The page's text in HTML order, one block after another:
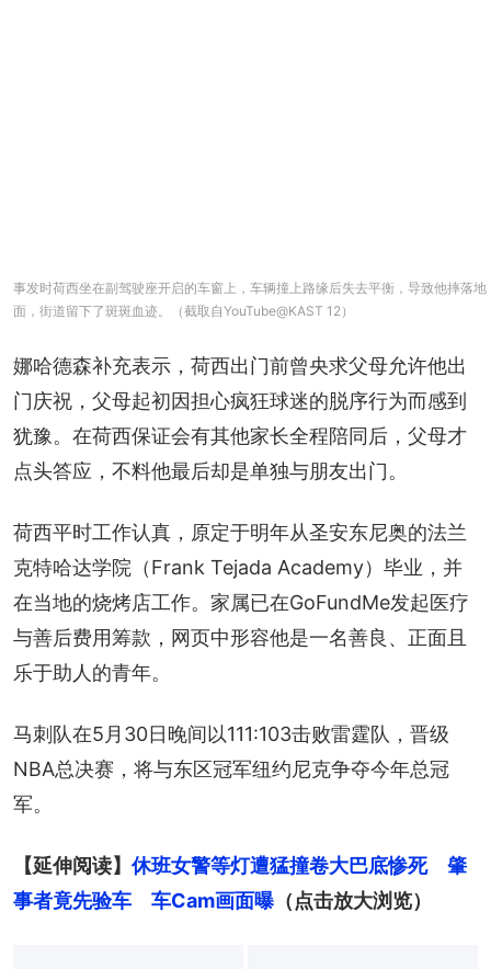
事发时荷西坐在副驾驶座开启的车窗上，车辆撞上路缘后失去平衡，导致他摔落地
面，街道留下了斑斑血迹。（截取自YouTube@KAST 12）
娜哈德森补充表示，荷西出门前曾央求父母允许他出
门庆祝，父母起初因担心疯狂球迷的脱序行为而感到
犹豫。在荷西保证会有其他家长全程陪同后，父母才
点头答应，不料他最后却是单独与朋友出门。
荷西平时工作认真，原定于明年从圣安东尼奥的法兰
克特哈达学院（Frank Tejada Academy）毕业，并
在当地的烧烤店工作。家属已在GoFundMe发起医疗
与善后费用筹款，网页中形容他是一名善良、正面且
乐于助人的青年。
马刺队在5月30日晚间以111:103击败雷霆队，晋级
NBA总决赛，将与东区冠军纽约尼克争夺今年总冠
军。
【延伸阅读】 休班女警等灯遭猛撞卷大巴底惨死　肇
事者竟先验车　车Cam画面曝 （点击放大浏览）